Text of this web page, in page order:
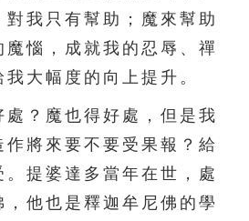
對我只有幫助；魔來幫助
惱，成就我的忍辱、禪
大幅度的向上提升。
？魔也得好處，但是我
將來要不要受果報？給
提婆達多當年在世，處
，他也是釋迦牟尼佛的學